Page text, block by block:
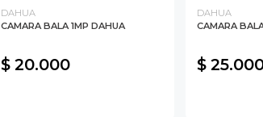
DAHUA
CAMARA BALA 1MP DAHUA
$ 20.000
DAHUA
CAMARA
$